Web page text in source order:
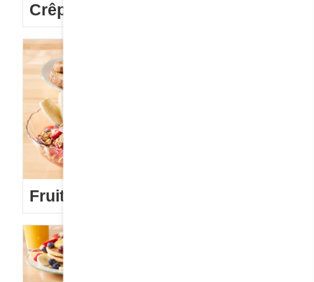
Crêpes
Fruits frais